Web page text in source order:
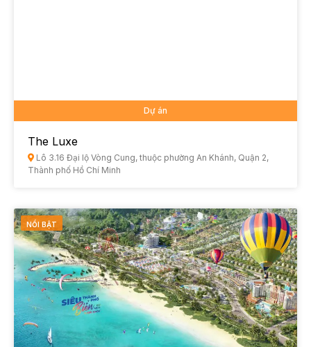
Dự án
The Luxe
Lô 3.16 Đại lộ Vòng Cung, thuộc phường An Khánh, Quận 2,
Thành phố Hồ Chí Minh
NỔI BẬT